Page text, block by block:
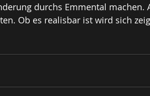
durchs Emmental machen.
Ob es realisbar ist wird sich